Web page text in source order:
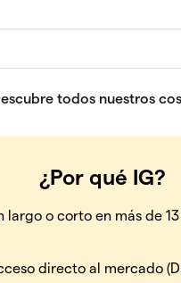
¿Por qué IG?
largo o corto en más de
directo al mercado